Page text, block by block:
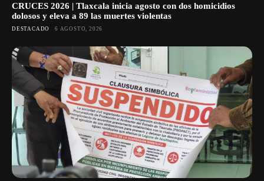
CRUCES 2026 | Tlaxcala inicia agosto con dos homicidios
dolosos y eleva a 89 las muertes violentas
DESTACADO 6 AGOSTO, 2026